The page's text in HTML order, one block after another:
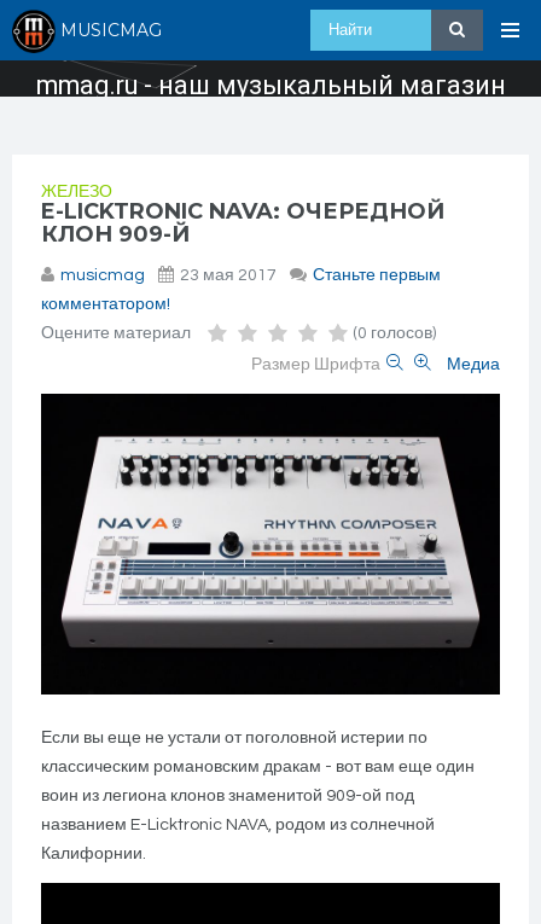
MUSICMAG
mmag.ru - наш музыкальный магазин
ЖЕЛЕЗО
E-LICKTRONIC NAVA: ОЧЕРЕДНОЙ
КЛОН 909-Й
musicmag 23 мая 2017
Станьте первым
комментатором!
Оцените материал
(0 голосов)
Размер Шрифта
Медиа
Если вы еще не устали от поголовной истерии по
классическим романовским дракам - вот вам еще один
воин из легиона клонов знаменитой 909-ой под
названием E-Licktronic NAVA, родом из солнечной
Калифорнии.